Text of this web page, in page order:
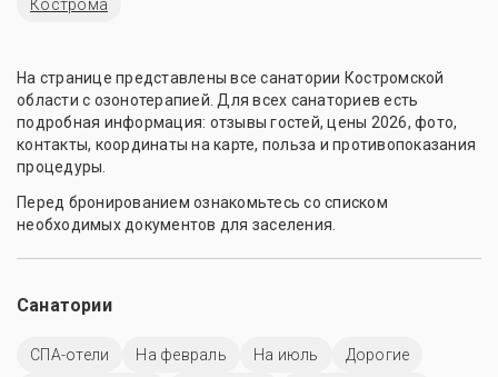
Кострома
На странице представлены все санатории Костромской
области с озонотерапией. Для всех санаториев есть
подробная информация: отзывы гостей, цены 2026, фото,
контакты, координаты на карте, польза и противопоказания
процедуры.
Перед бронированием ознакомьтесь со списком
необходимых документов для заселения.
Санатории
СПА-отели На февраль На июль
Дорогие